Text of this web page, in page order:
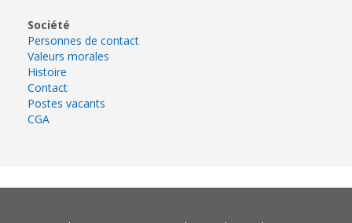
Société
Personnes de contact
Valeurs morales
Histoire
Contact
Postes vacants
CGA